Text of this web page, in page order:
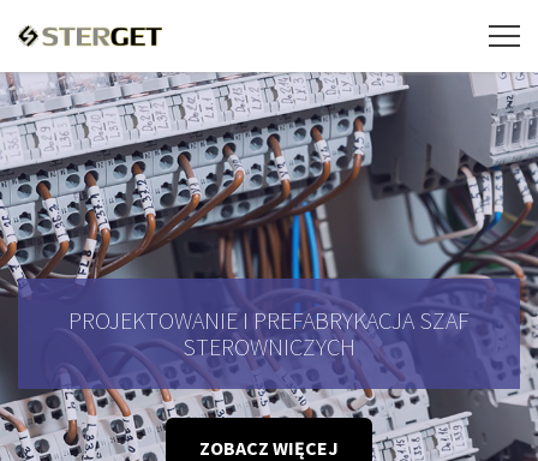
PROJEKTOWANIE I PREFABRYKACJA SZAF
STEROWNICZYCH
ZOBACZ WIĘCEJ